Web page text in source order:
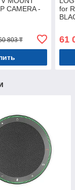
CAMERA -
803 ₸
for
61